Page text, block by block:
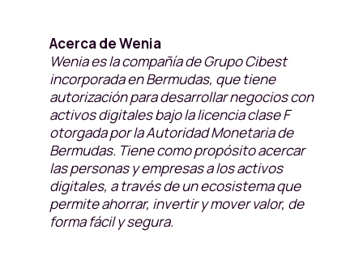
Acerca de Wenia
Wenia es la compañía de Grupo Cibest
incorporada en Bermudas, que tiene
autorización para desarrollar negocios con
activos digitales bajo la licencia clase F
otorgada por la Autoridad Monetaria de
Bermudas. Tiene como propósito acercar
las personas y empresas a los activos
digitales, a través de un ecosistema que
permite ahorrar, invertir y mover valor, de
forma fácil y segura.